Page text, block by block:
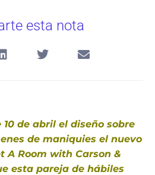
esta nota
de abril el diseño sobre
de maniquies el nuevo
A Room with Carson &
esta pareja de hábiles